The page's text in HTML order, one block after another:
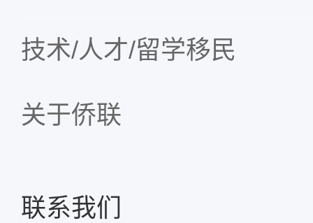
技术/人才/留学移民
关于侨联
联系我们